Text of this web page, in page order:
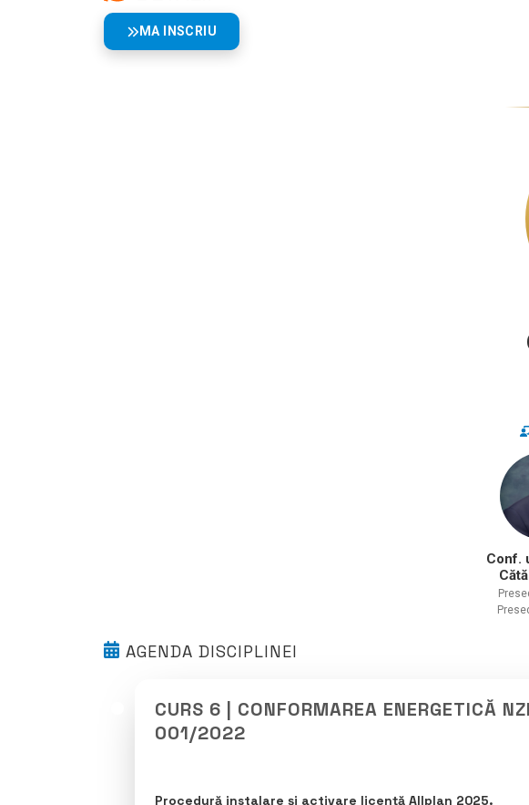
MA INSCRIU
Conf.
AGENDA DISCIPLINEI
CURS 6 | CONFORMAREA ENERGETICĂ
001/2022
Procedură instalare și activare licență Allplan 2025.